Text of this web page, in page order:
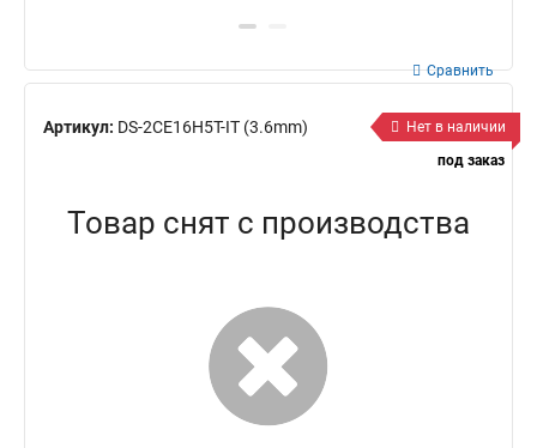
Артикул: DS-2CE16H5T-IT (3.6mm)
Сравнить
Нет в наличии
под заказ
Товар снят с производства